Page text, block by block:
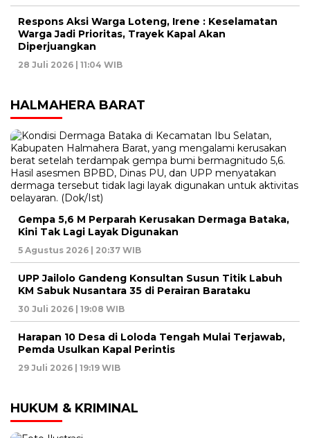
Respons Aksi Warga Loteng, Irene : Keselamatan
Warga Jadi Prioritas, Trayek Kapal Akan
Diperjuangkan
28 Juli 2026 | 11:04 WIB
HALMAHERA BARAT
Gempa 5,6 M Perparah Kerusakan Dermaga Bataka,
Kini Tak Lagi Layak Digunakan
5 Agustus 2026 | 20:37 WIB
UPP Jailolo Gandeng Konsultan Susun Titik Labuh
KM Sabuk Nusantara 35 di Perairan Barataku
30 Juli 2026 | 19:08 WIB
Harapan 10 Desa di Loloda Tengah Mulai Terjawab,
Pemda Usulkan Kapal Perintis
29 Juli 2026 | 19:19 WIB
HUKUM & KRIMINAL